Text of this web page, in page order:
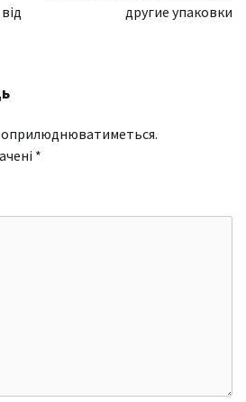
другие упаковки
*